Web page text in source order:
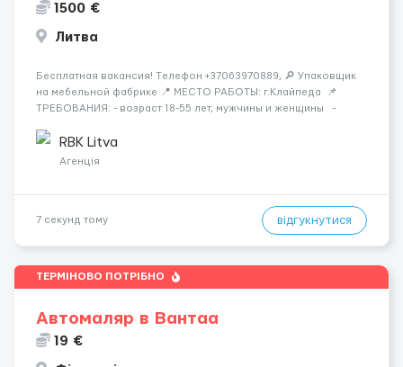
1500 €
Литва
Бесплатная вакансия! Tелефон +37063970889, 🔎 Упаковщик
на мебельной фабрике 📍 МЕСТО РАБОТЫ: г.Клайпеда 📌
ТРЕБОВАНИЯ: - возраст 18-55 лет, мужчины и женщины -
час нетто 📃 ОБЯЗАННОСТИ: - с...
RBK Litva
Агенція
7 секунд тому відгукнутися
ТЕРМІНОВО ПОТРІБНО
Автомаляр в Вантаа
19 €